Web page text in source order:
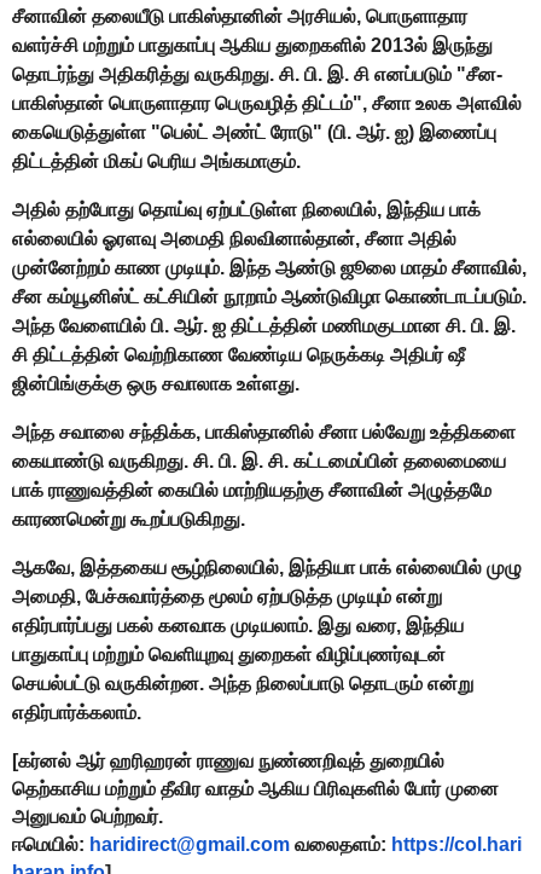
சீனாவின் தலையீடு பாகிஸ்தானின் அரசியல், பொருளாதார
வளர்ச்சி மற்றும் பாதுகாப்பு ஆகிய துறைகளில் 2013ல் இருந்து
தொடர்ந்து அதிகரித்து வருகிறது. சி. பி. இ. சி எனப்படும் "சீன-
பாகிஸ்தான் பொருளாதார பெருவழித் திட்டம்", சீனா உலக அளவில்
கையெடுத்துள்ள "பெல்ட் அண்ட் ரோடு" (பி. ஆர். ஐ) இணைப்பு
திட்டத்தின் மிகப் பெரிய அங்கமாகும்.
அதில் தற்போது தொய்வு ஏற்பட்டுள்ள நிலையில், இந்திய பாக்
எல்லையில் ஓரளவு அமைதி நிலவினால்தான், சீனா அதில்
முன்னேற்றம் காண முடியும். இந்த ஆண்டு ஜூலை மாதம் சீனாவில்,
சீன கம்யூனிஸ்ட் கட்சியின் நூறாம் ஆண்டுவிழா கொண்டாடப்படும்.
அந்த வேளையில் பி. ஆர். ஐ திட்டத்தின் மணிமகுடமான சி. பி. இ.
சி திட்டத்தின் வெற்றிகாண வேண்டிய நெருக்கடி அதிபர் ஷீ
ஜின்பிங்குக்கு ஒரு சவாலாக உள்ளது.
அந்த சவாலை சந்திக்க, பாகிஸ்தானில் சீனா பல்வேறு உத்திகளை
கையாண்டு வருகிறது. சி. பி. இ. சி. கட்டமைப்பின் தலைமையை
பாக் ராணுவத்தின் கையில் மாற்றியதற்கு சீனாவின் அழுத்தமே
காரணமென்று கூறப்படுகிறது.
ஆகவே, இத்தகைய சூழ்நிலையில், இந்தியா பாக் எல்லையில் முழு
அமைதி, பேச்சுவார்த்தை மூலம் ஏற்படுத்த முடியும் என்று
எதிர்பார்ப்பது பகல் கனவாக முடியலாம். இது வரை, இந்திய
பாதுகாப்பு மற்றும் வெளியுறவு துறைகள் விழிப்புணர்வுடன்
செயல்பட்டு வருகின்றன. அந்த நிலைப்பாடு தொடரும் என்று
எதிர்பார்க்கலாம்.
[கர்னல் ஆர் ஹரிஹரன் ராணுவ நுண்ணறிவுத் துறையில்
தெற்காசிய மற்றும் தீவிர வாதம் ஆகிய பிரிவுகளில் போர் முனை
அனுபவம் பெற்றவர்.
ஈமெயில்: haridirect@gmail.com வலைதளம்: https://col.hari